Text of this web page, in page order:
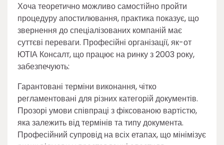
Хоча теоретично можливо самостійно пройти
процедуру апостилювання, практика показує, що
звернення до спеціалізованих компаній має
суттєві переваги. Професійні організації, як-от
ЮТІА Консалт, що працює на ринку з 2003 року,
забезпечують:
Гарантовані терміни виконання, чітко
регламентовані для різних категорій документів.
Прозорі умови співпраці з фіксованою вартістю,
яка залежить від термінів та типу документа.
Професійний супровід на всіх етапах, що мінімізує